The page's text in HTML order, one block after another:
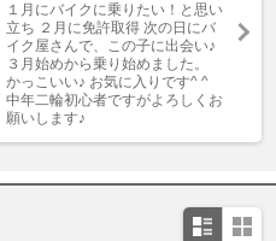
１月にバイクに乗りたい！と思い
立ち ２月に免許取得 次の日にバ
イク屋さんで、この子に出会い♪
３月始めから乗り始めました。
かっこいい♪ お気に入りです^ ^
中年二輪初心者ですがよろしくお
願いします♪